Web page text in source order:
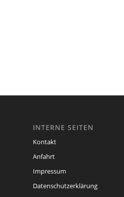
INTERNE SEITEN
Kontakt
Anfahrt
Impressum
Datenschutzerklärung